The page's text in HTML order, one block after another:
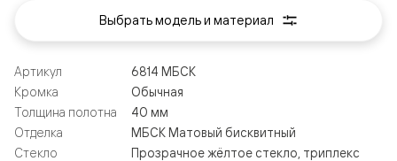
Артикул
6814 МБСК
Кромка
Обычная
Толщина полотна
40 мм
Отделка
МБСК Матовый бисквитный
Стекло
Прозрачное жёлтое стекло, триплекс
Выбрать модель и материал